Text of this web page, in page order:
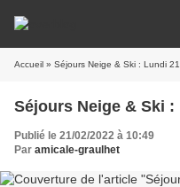
Accueil » Séjours Neige & Ski : Lundi
Séjours Neige & Ski
Publié le 21/02/2022 à 10:49
Par amicale-graulhet